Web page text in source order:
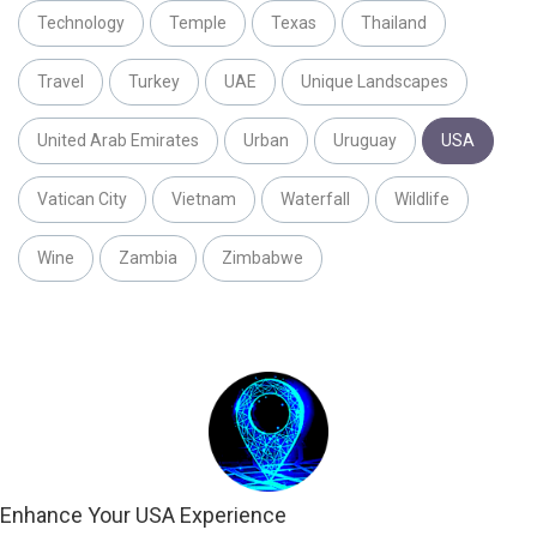
Technology Temple Texas Thailand
Travel Turkey UAE Unique Landscapes
United Arab Emirates Urban Uruguay USA
Vatican City Vietnam Waterfall Wildlife
Wine Zambia Zimbabwe
Enhance Your USA Experience